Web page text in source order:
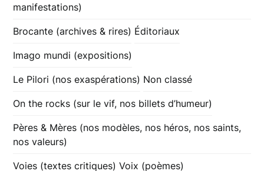
manifestations)
Brocante (archives & rires) Éditoriaux
Imago mundi (expositions)
Le Pilori (nos exaspérations) Non classé
On the rocks (sur le vif, nos billets d’humeur)
Pères & Mères (nos modèles, nos héros, nos saints,
nos valeurs)
Voies (textes critiques) Voix (poèmes)